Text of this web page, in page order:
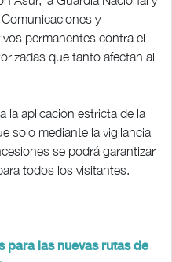
y
permanentes contra el
que tanto afectan al
la aplicación estricta de la
solo mediante la vigilancia
se podrá garantizar
todos los visitantes.
para las nuevas rutas de